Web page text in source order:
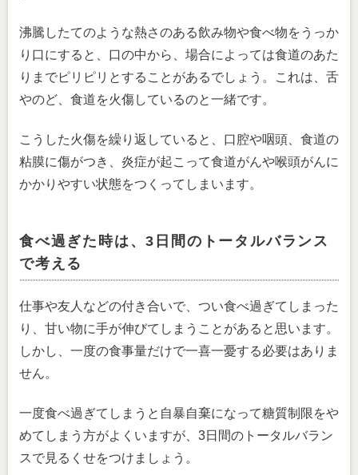
沸騰したてのような熱さのある飲み物や食べ物をうっか
り口にすると、口の中から、場合によっては食道のあた
りまでピリピリとすることがあるでしょう。これは、舌
やのど、食道を火傷しているのと一緒です。
こうした火傷を繰り返していると、口腔や咽頭、食道の
粘膜に傷がつき、炎症が起こって食道がんや喉頭がんに
かかりやすい状態をつくってしまいます。
食べ過ぎた時は、3日間のトータルバランス
で考える
仕事や友人などの付き合いで、つい食べ過ぎてしまった
り、甘い物に手が伸びてしまうことがあると思います。
しかし、一度の食事量だけで一喜一憂する必要はありま
せん。
一度食べ過ぎてしまうと自暴自棄になって糖質制限をや
めてしまう方がよくいますが、3日間のトータルバラン
スで見るくせをつけましょう。